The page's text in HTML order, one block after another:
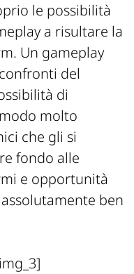
le possibilità
a risultare la
Un gameplay
del
di
molto
che gli si
fondo alle
e opportunità
ben